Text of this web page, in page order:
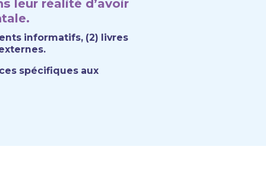
leur réalité d’avoir
informatifs, (2) livres
spécifiques aux